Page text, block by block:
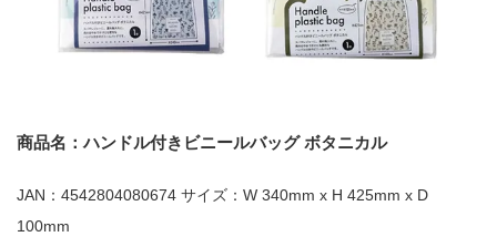
商品名：ハンドル付きビニールバッグ ボタニカル
JAN：4542804080674 サイズ：W 340mm x H 425mm x D
100mm